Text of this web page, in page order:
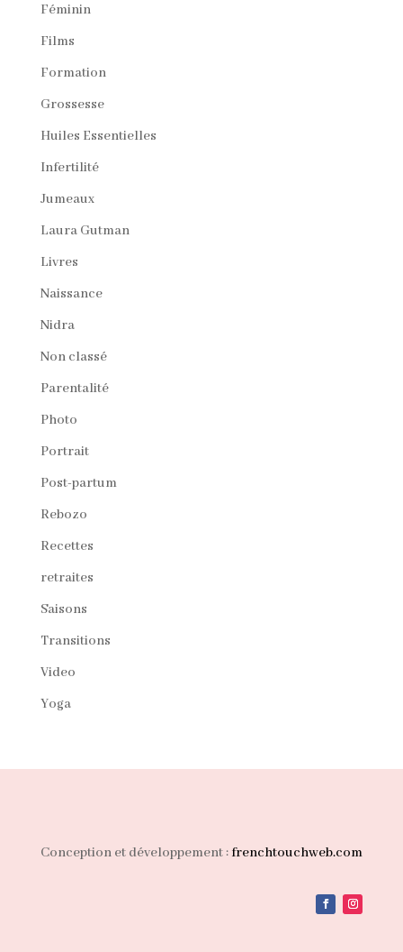
Féminin
Films
Formation
Grossesse
Huiles Essentielles
Infertilité
Jumeaux
Laura Gutman
Livres
Naissance
Nidra
Non classé
Parentalité
Photo
Portrait
Post-partum
Rebozo
Recettes
retraites
Saisons
Transitions
Video
Yoga
Conception et développement : frenchtouchweb.com